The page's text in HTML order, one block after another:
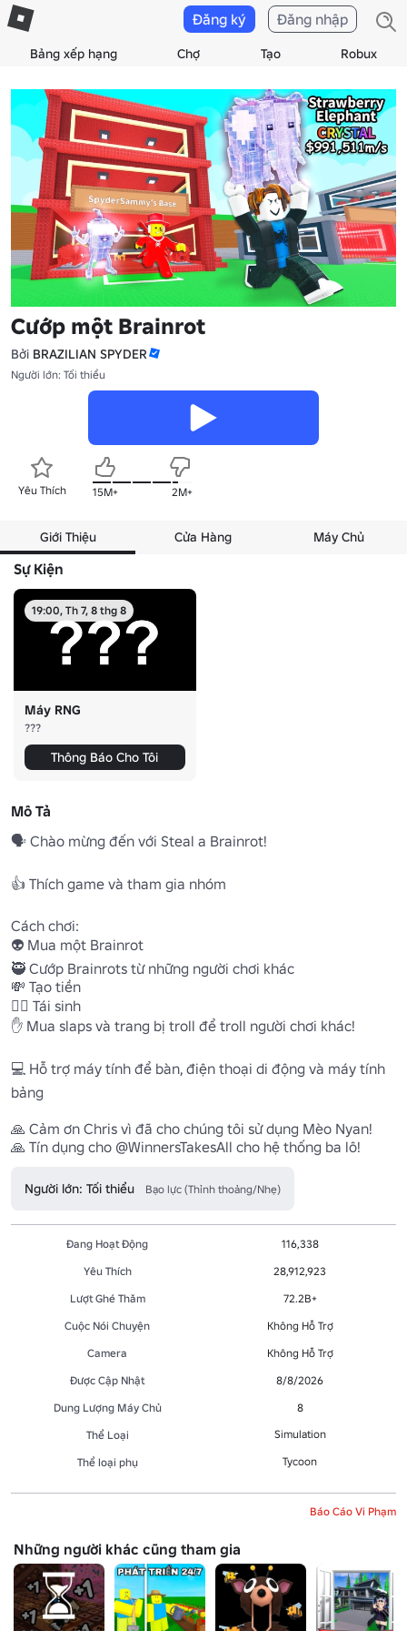
Bảng xếp hạng Chợ Tạo Robux
Đăng ký Đăng nhập
Cướp một Brainrot
Bởi BRAZILIAN SPYDER
Người lớn: Tối thiểu
Yêu Thích 15M+ 2M+
Giới Thiệu Cửa Hàng Máy Chủ
Sự Kiện
19:00, Th 7, 8 thg 8
Máy RNG
???
Thông Báo Cho Tôi
Mô Tả
🗣️ Chào mừng đến với Steal a Brainrot!
👍 Thích game và tham gia nhóm
Cách chơi:
👽 Mua một Brainrot
🥷 Cướp Brainrots từ những người chơi khác
💸 Tạo tiền
🐦‍🔥 Tái sinh
✋ Mua slaps và trang bị troll để troll người chơi khác!
💻 Hỗ trợ máy tính để bàn, điện thoại di động và máy tính
bảng
🙏 Cảm ơn Chris vì đã cho chúng tôi sử dụng Mèo Nyan!
🙏 Tín dụng cho @WinnersTakesAll cho hệ thống ba lô!
Người lớn: Tối thiểu Bạo lực (Thỉnh thoảng/Nhẹ)
Đang Hoạt Động
116,338
Yêu Thích
28,912,923
Lượt Ghé Thăm
72.2B+
Cuộc Nói Chuyện
Không Hỗ Trợ
Camera
Không Hỗ Trợ
Được Cập Nhật
8/8/2026
Dung Lượng Máy Chủ
8
Thể Loại
Simulation
Thể loại phụ Tycoon
Báo Cáo Vi Phạm
Những người khác cũng tham gia